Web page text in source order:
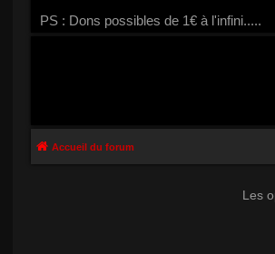
PS : Dons possibles de 1€ à l'infini.....
Accueil du forum
Les